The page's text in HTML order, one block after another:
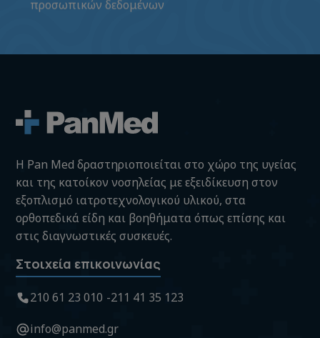
H Pan Med δραστηριοποιείται στο χώρο της υγείας
και της κατοίκον νοσηλείας με εξειδίκευση στον
εξοπλισμό ιατροτεχνολογικού υλικού, στα
ορθοπεδικά είδη και βοηθήματα όπως επίσης και
στις διαγνωστικές συσκευές.
Στοιχεία επικοινωνίας
210 61 23 010 211 41 35 123
info@panmed.gr